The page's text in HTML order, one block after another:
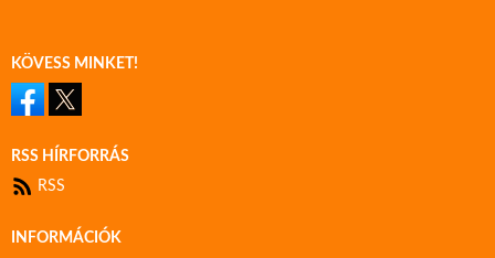
KÖVESS MINKET!
RSS HÍRFORRÁS
RSS
INFORMÁCIÓK